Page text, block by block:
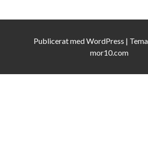
Publicerat medWordPress |
mor10.com